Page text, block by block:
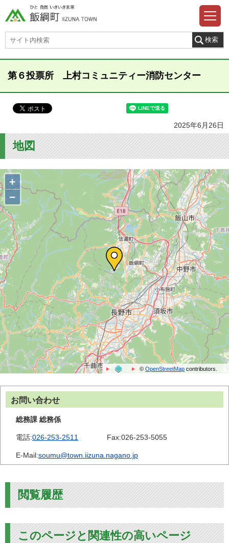
第６投票所 上村コミュニティー消防センター
2025年6月26日
地図
+
−
©OpenStreetMap contributors.
お問い合わせ
総務課 総務係
電話:026-253-2511 Fax:026-253-5055
E-Mail:soumu@town.iizuna.nagano.jp
閲覧履歴
このページと関連性の高いページ